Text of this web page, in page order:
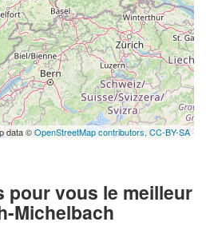
data ©OpenStreetMap contributors,CC-BY-SA
pour vous le meilleur
Michelbach